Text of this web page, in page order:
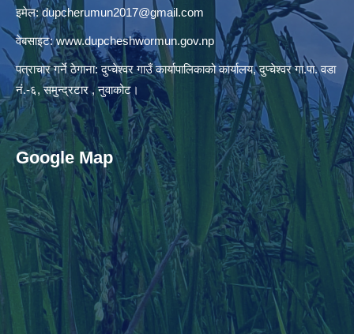
इमेल:dupcherumun2017@gmail.com
वेबसाइट:www.dupcheshwormun.gov.np
पत्राचार गर्ने ठेगाना: दुप्चेश्वर गाउँ कार्यापालिकाको कार्यालय, दुप्चेश्वर गा.पा. वडा
नं.-६, समुन्द्रटार , नुवाकोट।
Google Map